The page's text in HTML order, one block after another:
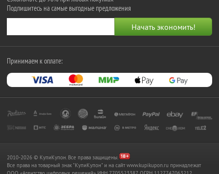
Подпишитесь на самые выгодные предложения
Принимаем к оплате:
2010-2026 © КупиКупон. Все права защищены.
Все права на товарный знак "КупиКупон" и на сайт www.kupikupon.ru принадлежат